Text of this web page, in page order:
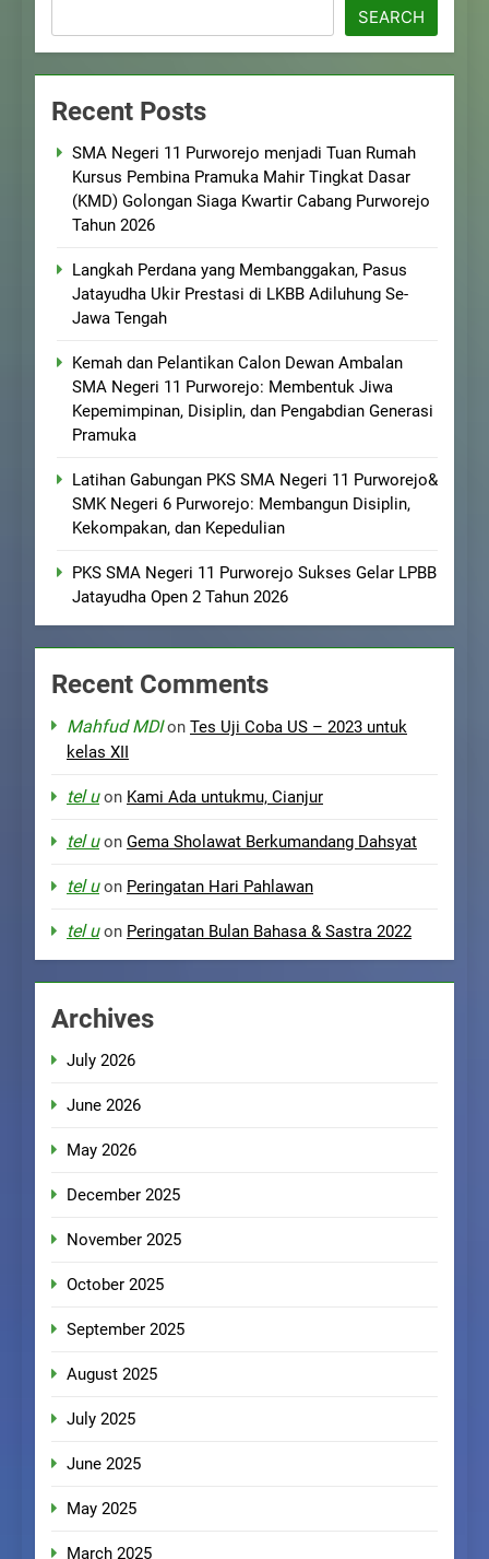
SEARCH
Recent Posts
SMA Negeri 11 Purworejo menjadi Tuan Rumah
Kursus Pembina Pramuka Mahir Tingkat Dasar
(KMD) Golongan Siaga Kwartir Cabang Purworejo
Tahun 2026
Langkah Perdana yang Membanggakan, Pasus
Jatayudha Ukir Prestasi di LKBB Adiluhung Se-
Jawa Tengah
Kemah dan Pelantikan Calon Dewan Ambalan
SMA Negeri 11 Purworejo: Membentuk Jiwa
Kepemimpinan, Disiplin, dan Pengabdian Generasi
Pramuka
Latihan Gabungan PKS SMA Negeri 11 Purworejo&
SMK Negeri 6 Purworejo: Membangun Disiplin,
Kekompakan, dan Kepedulian
PKS SMA Negeri 11 Purworejo Sukses Gelar LPBB
Jatayudha Open 2 Tahun 2026
Recent Comments
Mahfud MDIon Tes Uji Coba US – 2023 untuk
kelas XII
tel uon Kami Ada untukmu, Cianjur
tel uon Gema Sholawat Berkumandang Dahsyat
tel uon Peringatan Hari Pahlawan
tel uon Peringatan Bulan Bahasa & Sastra 2022
Archives
July 2026
June 2026
May 2026
December 2025
November 2025
October 2025
September 2025
August 2025
July 2025
June 2025
May 2025
March 2025